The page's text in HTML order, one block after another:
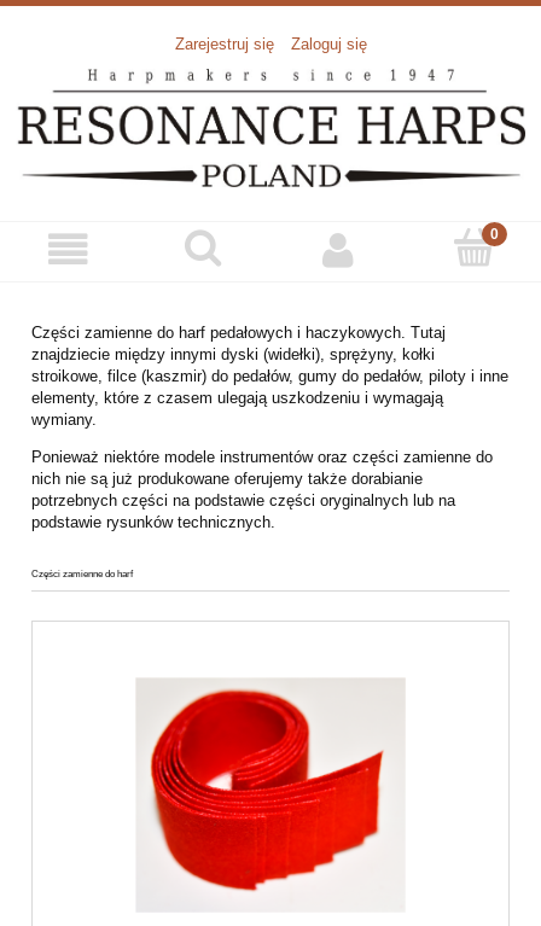
Zarejestruj się Zaloguj się
Części zamienne do harf pedałowych i haczykowych. Tutaj
znajdziecie między innymi dyski (widełki), sprężyny, kołki
stroikowe, filce (kaszmir) do pedałów, gumy do pedałów, piloty i inne
elementy, które z czasem ulegają uszkodzeniu i wymagają
wymiany.
Ponieważ niektóre modele instrumentów oraz części zamienne do
nich nie są już produkowane oferujemy także dorabianie
potrzebnych części na podstawie części oryginalnych lub na
podstawie rysunków technicznych.
Części zamienne do harf